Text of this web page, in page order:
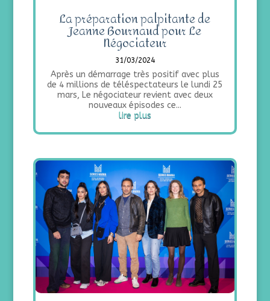
La préparation palpitante de
Jeanne Bournaud pour Le
Négociateur
31/03/2024
Après un démarrage très positif avec plus
de 4 millions de téléspectateurs le lundi 25
mars, Le négociateur revient avec deux
nouveaux épisodes ce...
lire plus